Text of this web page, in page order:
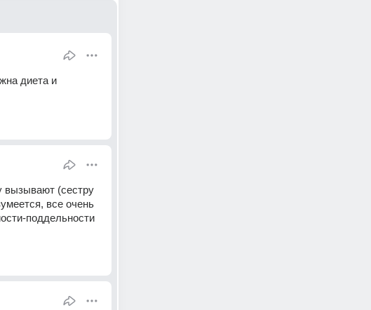
диета и
вызывают (сестру
все очень
поддельности